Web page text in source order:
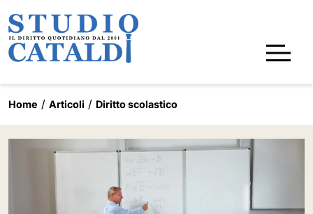
Home Articoli Diritto scolastico